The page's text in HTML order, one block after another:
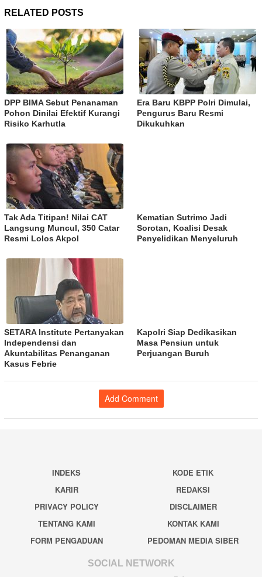
RELATED POSTS
DPP BIMA Sebut Penanaman
Pohon Dinilai Efektif Kurangi
Risiko Karhutla
Era Baru KBPP Polri Dimulai,
Pengurus Baru Resmi
Dikukuhkan
Tak Ada Titipan! Nilai CAT
Langsung Muncul, 350 Catar
Resmi Lolos Akpol
Kematian Sutrimo Jadi
Sorotan, Koalisi Desak
Penyelidikan Menyeluruh
SETARA Institute Pertanyakan
Independensi dan
Akuntabilitas Penanganan
Kasus Febrie
Kapolri Siap Dedikasikan
Masa Pensiun untuk
Perjuangan Buruh
Add Comment
INDEKS
KODE ETIK
KARIR
REDAKSI
PRIVACY POLICY
DISCLAIMER
TENTANG KAMI
KONTAK KAMI
FORM PENGADUAN
PEDOMAN MEDIA SIBER
SOCIAL NETWORK